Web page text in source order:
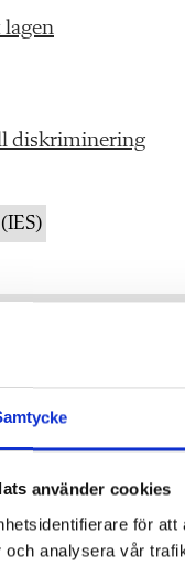
använder cookies
för
och analysera vår
lagen
diskriminering
i varje
obehöriga lärare.